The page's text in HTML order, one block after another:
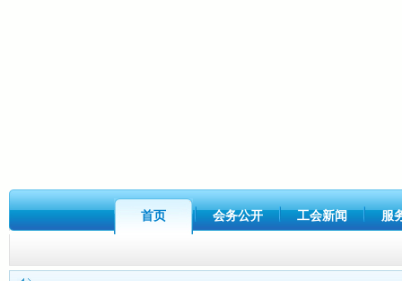
首页 会务公开 工会新闻 服